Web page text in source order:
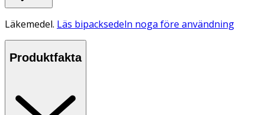
Läkemedel. Läs bipacksedeln noga före användning
Produktfakta